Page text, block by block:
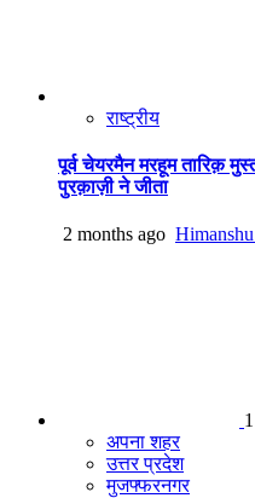
राष्ट्रीय
पूर्व चेयरमैन मरहूम तारिक़
पुरक़ाज़ी ने जीता
2 months ago
अपना शहर
उत्तर प्रदेश
मुजफ्फरनगर